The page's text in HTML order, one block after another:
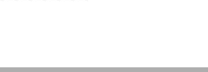
r